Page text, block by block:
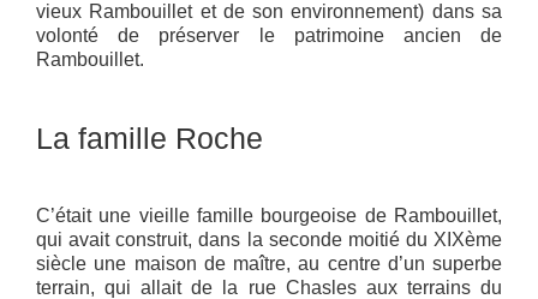
vieux Rambouillet et de son environnement) dans sa
volonté de préserver le patrimoine ancien de
Rambouillet.
La famille Roche
C’était une vieille famille bourgeoise de Rambouillet,
qui avait construit, dans la seconde moitié du XIXème
siècle une maison de maître, au centre d’un superbe
terrain, qui allait de la rue Chasles aux terrains du